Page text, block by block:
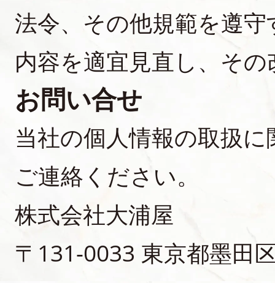
法令、その他規範を遵
内容を適宜見直し、そ
お問い合せ
当社の個人情報の取扱
ご連絡ください。
株式会社大浦屋
〒131-0033 東京都墨